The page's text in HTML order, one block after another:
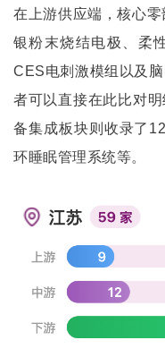
在上游供应端，核心
银粉末烧结电极、柔
CES电刺激模组以及
者可以直接在此比对
备集成板块则收录了
环睡眠管理系统等。